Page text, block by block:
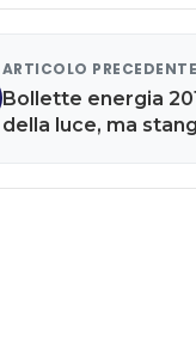
ARTICOLO PRECEDENTE
Bollette energia
della luce, ma